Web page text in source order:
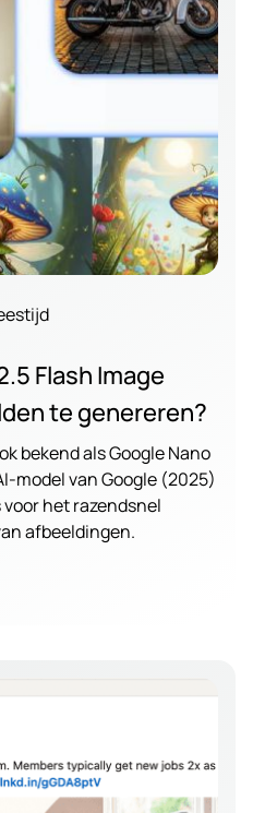
Flash Image
te genereren?
bekend als Google Nano
model van Google (2025)
het razendsnel
afbeeldingen.